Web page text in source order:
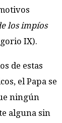
los impíos
IX).
de estas
el Papa se
ningún
alguna sin